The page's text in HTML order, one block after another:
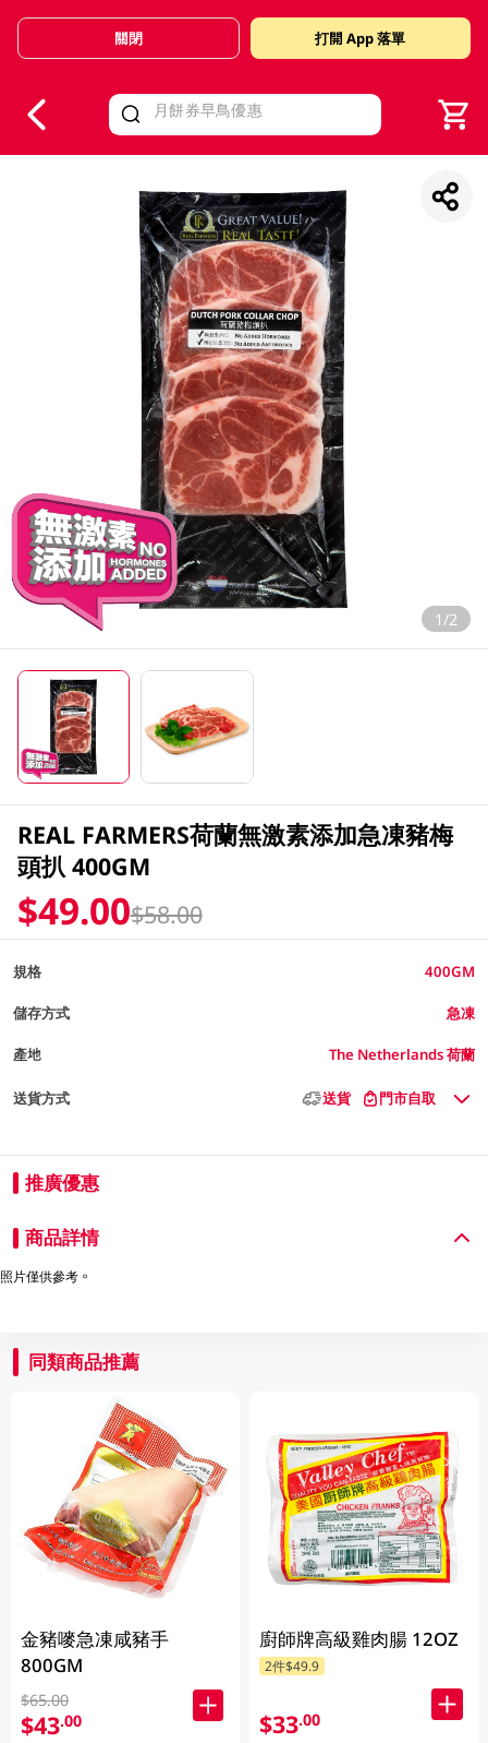
Valid Until 30 June 2026
關閉 打開 App 落單
1/2
REAL FARMERS荷蘭無激素添加急凍豬梅
頭扒 400GM
$49.00$58.00
規格 400GM
儲存方式 急凍
產地 The Netherlands 荷蘭
送貨方式 送貨 門市自取
推廣優惠
商品詳情
照片僅供參考。
同類商品推薦
金豬嘜急凍咸豬手
800GM
$65.00
$43.00
廚師牌高級雞肉腸 12OZ
2件$49.9
$33.00